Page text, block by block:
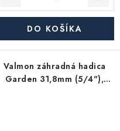
DO KOŠÍKA
Valmon záhradná hadica
Garden 31,8mm (5/4"),